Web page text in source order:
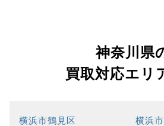
神奈川県
買取対応エリ
横浜市鶴見区 横浜